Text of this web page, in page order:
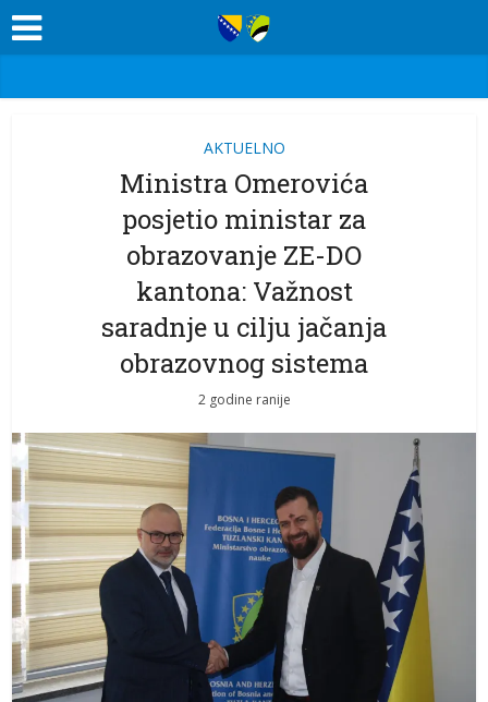
AKTUELNO
Ministra Omerovića
posjetio ministar za
obrazovanje ZE-DO
kantona: Važnost
saradnje u cilju jačanja
obrazovnog sistema
2 godine ranije